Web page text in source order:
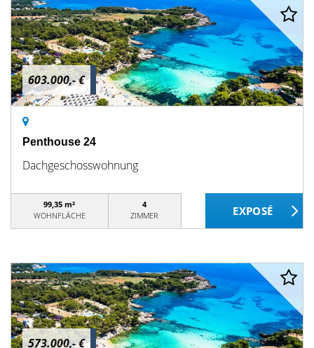
603.000,- €
Penthouse 24
Dachgeschosswohnung
99,35 m²
WOHNFLÄCHE
4
ZIMMER
573.000,- €